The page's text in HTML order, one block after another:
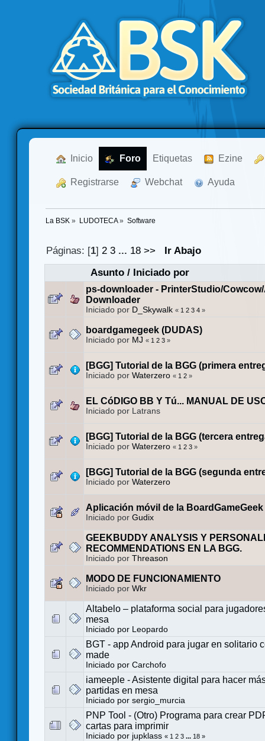
Inicio Foro Etiquetas Ezine
Registrarse Webchat Ayuda
La BSK » LUDOTECA» Software
Páginas: [1]2 3 ... 18 >>
Ir Abajo
Asunto/ Iniciado por
ps-downloader - PrinterStudio/
Downloader
Iniciado por D_Skywalk « 1 2 3 4 »
boardgamegeek (DUDAS)
Iniciado por MJ « 1 2 3 »
[BGG] Tutorial de la BGG (primera
Iniciado por Waterzero « 1 2 »
EL CóDIGO BB Y Tú... MANUAL DE
Iniciado por Latrans
[BGG] Tutorial de la BGG (tercera
Iniciado por Waterzero « 1 2 3 »
[BGG] Tutorial de la BGG (segunda
Iniciado por Waterzero
Aplicación móvil de la BoardGameGeek
Iniciado por Gudix
GEEKBUDDY ANALYSIS Y
RECOMMENDATIONS EN LA BGG.
Iniciado por Threason
MODO DE FUNCIONAMIENTO
Iniciado por Wkr
Altabelo – plataforma social para
mesa
Iniciado por Leopardo
BGT - app Android para jugar en solitario
made
Iniciado por Carchofo
iameeple - Asistente digital para hacer
partidas en mesa
Iniciado por sergio_murcia
PNP Tool - (Otro) Programa para crear
cartas para imprimir
Iniciado por jupklass « 1 2 3 ... 18 »